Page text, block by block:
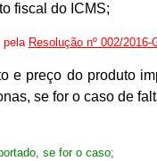
fiscal do ICMS;
pela Resolução nº 002/
e preço do produto
se for o caso de
se for o caso;